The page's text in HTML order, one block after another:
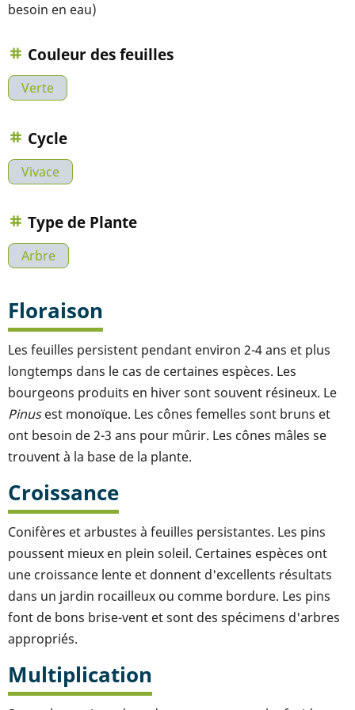
besoin en eau)
Couleur des feuilles
Verte
Cycle
Vivace
Type de Plante
Arbre
Floraison
Les feuilles persistent pendant environ 2-4 ans et plus
longtemps dans le cas de certaines espèces. Les
bourgeons produits en hiver sont souvent résineux. Le
Pinusest monoïque. Les cônes femelles sont bruns et
ont besoin de 2-3 ans pour mûrir. Les cônes mâles se
trouvent à la base de la plante.
Croissance
Conifères et arbustes à feuilles persistantes. Les pins
poussent mieux en plein soleil. Certaines espèces ont
une croissance lente et donnent d'excellents résultats
dans un jardin rocailleux ou comme bordure. Les pins
font de bons brise-vent et sont des spécimens d'arbres
appropriés.
Multiplication